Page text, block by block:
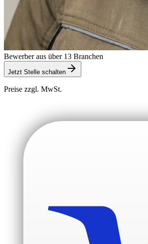
Bewerber aus über 13 Branchen
Jetzt Stelle schalten
Preise zzgl. MwSt.